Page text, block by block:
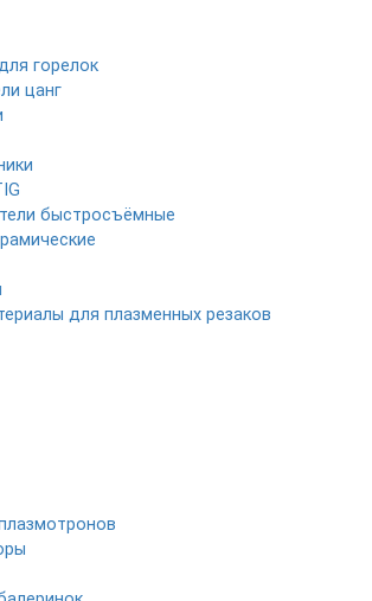
горелок
цанг
быстросъёмные
для плазменных резаков